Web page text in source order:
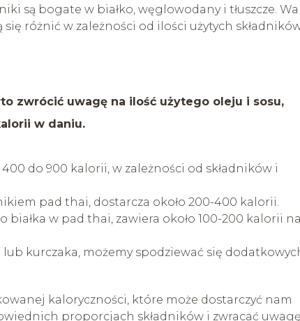
są bogate w białko, węglowodany i tłuszcze.
różnić w zależności od ilości użytych
zwrócić uwagę na ilość użytego oleju i sosu,
w daniu.
do 900 kalorii, w zależności od składników i
pad thai, dostarcza około 200-400 kalorii.
białka w pad thai, zawiera około 100-200 kalorii
kurczaka, możemy spodziewać się
kaloryczności, które może dostarczyć nam
proporcjach składników i zwracać